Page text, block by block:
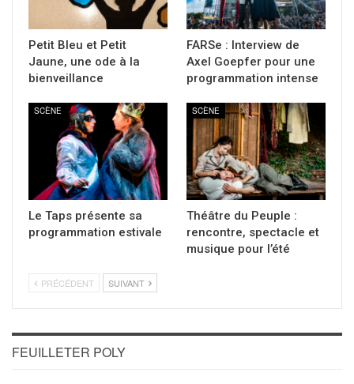
Petit Bleu et Petit
Jaune, une ode à la
bienveillance
FARSe : Interview de
Axel Goepfer pour une
programmation intense
SCÈNE
Le Taps présente sa
programmation estivale
SCÈNE
Théâtre du Peuple :
rencontre, spectacle et
musique pour l’été
PRÉCÉDENT SUIVANT
FEUILLETER POLY